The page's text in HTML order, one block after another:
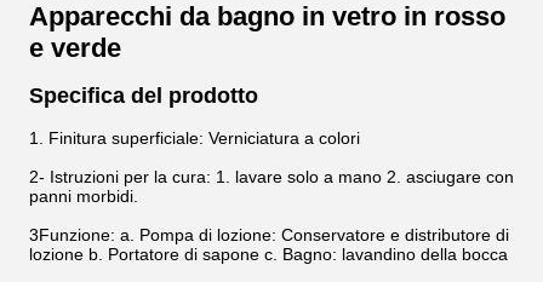
Apparecchi da bagno in vetro in rosso
e verde
Specifica del prodotto
1. Finitura superficiale: Verniciatura a colori
2- Istruzioni per la cura: 1. lavare solo a mano 2. asciugare con
panni morbidi.
3Funzione: a. Pompa di lozione: Conservatore e distributore di
lozione b. Portatore di sapone c. Bagno: lavandino della bocca